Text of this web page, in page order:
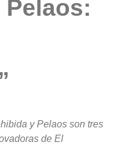
y Pelaos son tres
de El